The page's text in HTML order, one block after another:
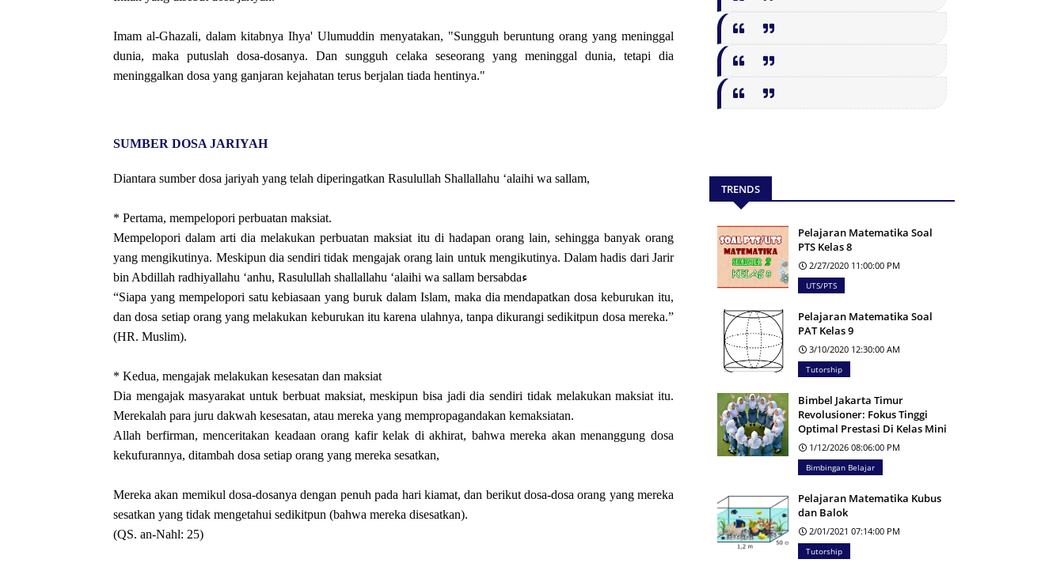
Imam al-Ghazali, dalam kitabnya Ihya' Ulumuddin menyatakan, "Sungguh beruntung orang yang meninggal
dunia, maka putuslah dosa-dosanya. Dan sungguh celaka seseorang yang meninggal dunia, tetapi dia
meninggalkan dosa yang ganjaran kejahatan terus berjalan tiada hentinya."
SUMBER DOSA JARIYAH
Diantara sumber dosa jariyah yang telah diperingatkan Rasulullah Shallallahu ‘alaihi wa sallam,
* Pertama, mempelopori perbuatan maksiat.
Mempelopori dalam arti dia melakukan perbuatan maksiat itu di hadapan orang lain, sehingga banyak orang
yang mengikutinya. Meskipun dia sendiri tidak mengajak orang lain untuk mengikutinya. Dalam hadis dari Jarir
bin Abdillah radhiyallahu ‘anhu, Rasulullah shallallahu ‘alaihi wa sallam bersabdaء
“Siapa yang mempelopori satu kebiasaan yang buruk dalam Islam, maka dia mendapatkan dosa keburukan itu,
dan dosa setiap orang yang melakukan keburukan itu karena ulahnya, tanpa dikurangi sedikitpun dosa mereka.”
(HR. Muslim).
* Kedua, mengajak melakukan kesesatan dan maksiat
Dia mengajak masyarakat untuk berbuat maksiat, meskipun bisa jadi dia sendiri tidak melakukan maksiat itu.
Merekalah para juru dakwah kesesatan, atau mereka yang mempropagandakan kemaksiatan.
Allah berfirman, menceritakan keadaan orang kafir kelak di akhirat, bahwa mereka akan menanggung dosa
kekufurannya, ditambah dosa setiap orang yang mereka sesatkan,
Mereka akan memikul dosa-dosanya dengan penuh pada hari kiamat, dan berikut dosa-dosa orang yang mereka
sesatkan yang tidak mengetahui sedikitpun (bahwa mereka disesatkan).
(QS. an-Nahl: 25)
TRENDS
Pelajaran Matematika Soal
PTS Kelas 8
2/27/2020 11:00:00 PM
UTS/PTS
Pelajaran Matematika Soal
PAT Kelas 9
3/10/2020 12:30:00 AM
Tutorship
Bimbel Jakarta Timur
Revolusioner: Fokus Tinggi
Optimal Prestasi Di Kelas Mini
1/12/2026 08:06:00 PM
Bimbingan Belajar
Pelajaran Matematika Kubus
dan Balok
2/01/2021 07:14:00 PM
Tutorship